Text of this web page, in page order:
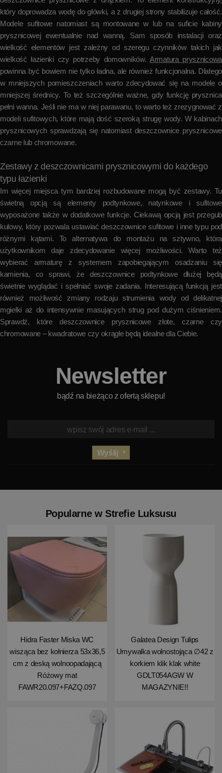
który doprowadza wodę do główki, a z drugiej strony stabilizuje całość.
Modele sufitowe natomiast są montowane w lub na suficie kabiny
prysznicowej ewentualnie nad wanną. Sam sposób instalacji oraz
wielkość elementów jest zależny od szeregu czynników takich jak
wielkość łazienki czy potrzeby domowników.Armatura prysznicowa
powinna być bowiem nie tylko ładna, ale również funkcjonalna. Dlatego
w mniejszych pomieszczeniach warto zdecydować się na modele o
mniejszej średnicy. To też szczególnie ważne, gdy funkcję prysznica
pełni wanna. Jeśli nie ma w niej parawanu, to warto też zrezygnować z
modeli sufitowych, które mają dość szeroką strugę wody. W kabinach
prysznicowych sprawdzają się natomiast deszczownice prysznicowe
czarne lub chromowane.
Zestawy z deszczownicami prysznicowymi do każdego
typu łazienki
Im więcej miejsca tym bardziej rozbudowane mogą być zestawy. Tu
świetną opcją są elementy podtynkowe, natynkowe i sufitowe
wyposażone także w dodatkowe funkcje. Ciekawą opcją jest przegub
kulowy, który pozwala ustawiać deszczownice sufitowe i inne typu pod
różnymi kątami. To alternatywa do montażu na sztywno, która
użytkownikom daje zdecydowanie więcej możliwości. Warto też
wybierać armaturę z systemem zapobiegającym osadzaniu się
kamienia, co sprawi, że deszczownice podtynkowe dłużej będą
świetnie wyglądać i spełniać swoje zadania. Interesującą funkcją jest
również możliwość zmiany rodzaju strumienia wody od delikatnej
mgiełki aż do intensywnie masujących strug pod dużym ciśnieniem.
Sprawdź, które deszczownice prysznicowe złote, czarne czy
chromowane – kwadratowe czy okrągłe będą idealne dla Ciebie.
Newsletter
bądź na bieżąco z ofertą sklepu!
Wyślij
Popularne w Strefie Luksusu
Hidra Faster Miska WC
wisząca bez kołnierza 53x36,5
cm z deską wolnoopadającą
Różowy mat
FAWR20.097+FAZQ.097
Galatea Design Tulips
Umywalka wolnostojąca ∅42 z
korkiem klik klak white
GDLT054AGW W
MAGAZYNIE!!